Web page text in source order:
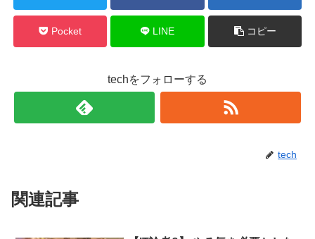
Pocket LINE コピー
techをフォローする
tech
関連記事